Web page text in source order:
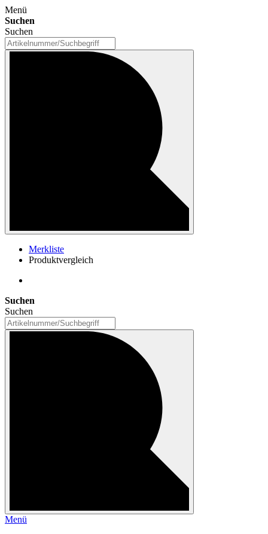
Menü
Suchen
Suchen
Merkliste
Produktvergleich
Suchen
Suchen
Menü